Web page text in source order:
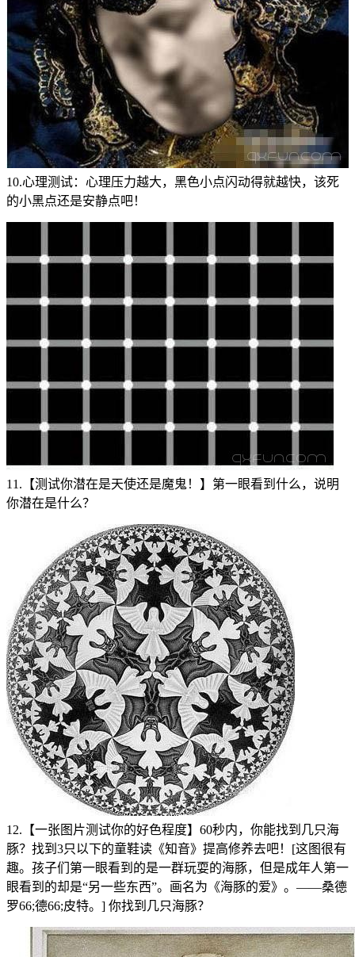
10.心理测试：心理压力越大，黑色小点闪动得就越快，该死
的小黑点还是安静点吧！
11.【测试你潜在是天使还是魔鬼！】第一眼看到什么，说明
你潜在是什么？
12.【一张图片测试你的好色程度】60秒内，你能找到几只海
豚？找到3只以下的童鞋读《知音》提高修养去吧！[这图很有
趣。孩子们第一眼看到的是一群玩耍的海豚，但是成年人第一
眼看到的却是“另一些东西”。画名为《海豚的爱》。——桑德
罗66;德66;皮特。] 你找到几只海豚？